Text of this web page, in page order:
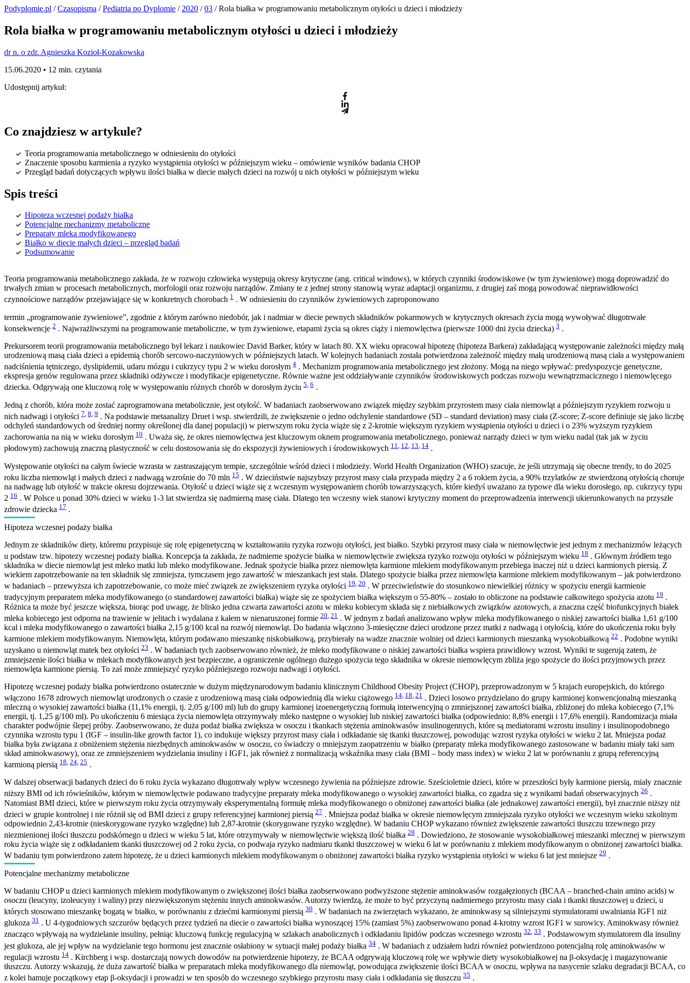
Podyplomie.pl /Czasopisma /Pediatria po Dyplomie / 2020 /03 / Rola białka w programowaniu metabolicznym otyłości u dzieci i młodzieży
Rola białka w programowaniu metabolicznym otyłości u dzieci i młodzieży
dr n. o zdr. Agnieszka Kozioł-Kozakowska
15.06.2020 • 12 min. czytania
Udostępnij artykuł:
Co znajdziesz w artykule?
Teoria programowania metabolicznego w odniesieniu do otyłości
Znaczenie sposobu karmienia a ryzyko wystąpienia otyłości w późniejszym wieku – omówienie wyników badania CHOP
Przegląd badań dotyczących wpływu ilości białka w diecie małych dzieci na rozwój u nich otyłości w późniejszym wieku
Spis treści
Hipoteza wczesnej podaży białka
Potencjalne mechanizmy metaboliczne
Preparaty mleka modyfikowanego
Białko w diecie małych dzieci – przegląd badań
Podsumowanie
Teoria programowania metabolicznego zakłada, że w rozwoju człowieka występują okresy krytyczne (ang. critical windows), w których czynniki środowiskowe (w tym żywieniowe) mogą doprowadzić do
trwałych zmian w procesach metabolicznych, morfologii oraz rozwoju narządów. Zmiany te z jednej strony stanowią wyraz adaptacji organizmu, z drugiej zaś mogą powodować nieprawidłowości
czynnościowe narządów przejawiające się w konkretnych chorobach 1 . W odniesieniu do czynników żywieniowych zaproponowano
termin „programowanie żywieniowe”, zgodnie z którym zarówno niedobór, jak i nadmiar w diecie pewnych składników pokarmowych w krytycznych okresach życia mogą wywoływać długotrwałe
konsekwencje 2 . Najwrażliwszymi na programowanie metaboliczne, w tym żywieniowe, etapami życia są okres ciąży i niemowlęctwa (pierwsze 1000 dni życia dziecka) 3 .
Prekursorem teorii programowania metabolicznego był lekarz i naukowiec David Barker, który w latach 80. XX wieku opracował hipotezę (hipoteza Barkera) zakładającą występowanie zależności między małą
urodzeniową masą ciała dzieci a epidemią chorób sercowo-naczyniowych w późniejszych latach. W kolejnych badaniach została potwierdzona zależność między małą urodzeniową masą ciała a występowaniem
nadciśnienia tętniczego, dyslipidemii, udaru mózgu i cukrzycy typu 2 w wieku dorosłym 4 . Mechanizm programowania metabolicznego jest złożony. Mogą na niego wpływać: predyspozycje genetyczne,
ekspresja genów regulowana przez składniki odżywcze i modyfikacje epigenetyczne. Równie ważne jest oddziaływanie czynników środowiskowych podczas rozwoju wewnątrzmacicznego i niemowlęcego
dziecka. Odgrywają one kluczową rolę w występowaniu różnych chorób w dorosłym życiu 5, 6 .
Jedną z chorób, która może zostać zaprogramowana metabolicznie, jest otyłość. W badaniach zaobserwowano związek między szybkim przyrostem masy ciała niemowląt a późniejszym ryzykiem rozwoju u
nich nadwagi i otyłości 7 8 9 . Na podstawie metaanalizy Druet i wsp. stwierdzili, że zwiększenie o jedno odchylenie standardowe (SD – standard deviation) masy ciała (Z-score; Z-score definiuje się jako liczbę
odchyleń standardowych od średniej normy określonej dla danej populacji) w pierwszym roku życia wiąże się z 2-krotnie większym ryzykiem wystąpienia otyłości u dzieci i o 23% wyższym ryzykiem
zachorowania na nią w wieku dorosłym 10 . Uważa się, że okres niemowlęctwa jest kluczowym oknem programowania metabolicznego, ponieważ narządy dzieci w tym wieku nadal (tak jak w życiu
płodowym) zachowują znaczną plastyczność w celu dostosowania się do ekspozycji żywieniowych i środowiskowych 11, 12, 13, 14 .
Występowanie otyłości na całym świecie wzrasta w zastraszającym tempie, szczególnie wśród dzieci i młodzieży. World Health Organization (WHO) szacuje, że jeśli utrzymają się obecne trendy, to do 2025
roku liczba niemowląt i małych dzieci z nadwagą wzrośnie do 70 mln 15 . W dzieciństwie najszybszy przyrost masy ciała przypada między 2 a 6 rokiem życia, a 90% trzylatków ze stwierdzoną otyłością choruje
na nadwagę lub otyłość w trakcie okresu dojrzewania. Otyłość u dzieci wiąże się z wczesnym występowaniem chorób towarzyszących, które kiedyś uważano za typowe dla wieku dorosłego, np. cukrzycy typu
2 16 . W Polsce u ponad 30% dzieci w wieku 1-3 lat stwierdza się nadmierną masę ciała. Dlatego ten wczesny wiek stanowi krytyczny moment do przeprowadzenia interwencji ukierunkowanych na przyszłe
zdrowie dziecka 17 .
Hipoteza wczesnej podaży białka
Jednym ze składników diety, któremu przypisuje się rolę epigenetyczną w kształtowaniu ryzyka rozwoju otyłości, jest białko. Szybki przyrost masy ciała w niemowlęctwie jest jednym z mechanizmów leżących
u podstaw tzw. hipotezy wczesnej podaży białka. Koncepcja ta zakłada, że nadmierne spożycie białka w niemowlęctwie zwiększa ryzyko rozwoju otyłości w późniejszym wieku 18 . Głównym źródłem tego
składnika w diecie niemowląt jest mleko matki lub mleko modyfikowane. Jednak spożycie białka przez niemowlęta karmione mlekiem modyfikowanym przebiega inaczej niż u dzieci karmionych piersią. Z
wiekiem zapotrzebowanie na ten składnik się zmniejsza, tymczasem jego zawartość w mieszankach jest stała. Dlatego spożycie białka przez niemowlęta karmione mlekiem modyfikowanym – jak potwierdzono
w badaniach – przewyższa ich zapotrzebowanie, co może mieć związek ze zwiększeniem ryzyka otyłości 19, 20 . W przeciwieństwie do stosunkowo niewielkiej różnicy w spożyciu energii karmienie
tradycyjnym preparatem mleka modyfikowanego (o standardowej zawartości białka) wiąże się ze spożyciem białka większym o 55-80% – zostało to obliczone na podstawie całkowitego spożycia azotu 19 .
Różnica ta może być jeszcze większa, biorąc pod uwagę, że blisko jedna czwarta zawartości azotu w mleku kobiecym składa się z niebiałkowych związków azotowych, a znaczna część biofunkcyjnych białek
mleka kobiecego jest odporna na trawienie w jelitach i wydalana z kałem w nienaruszonej formie 20 21 . W jednym z badań analizowano wpływ mleka modyfikowanego o niskiej zawartości białka 1,61 g/100
kcal i mleka modyfikowanego o zawartości białka 2,15 g/100 kcal na rozwój niemowląt. Do badania włączono 3-miesięczne dzieci urodzone przez matki z nadwagą i otyłością, które do ukończenia roku były
karmione mlekiem modyfikowanym. Niemowlęta, którym podawano mieszankę niskobiałkową, przybierały na wadze znacznie wolniej od dzieci karmionych mieszanką wysokobiałkową 22 . Podobne wyniki
uzyskano u niemowląt matek bez otyłości 23 . W badaniach tych zaobserwowano również, że mleko modyfikowane o niskiej zawartości białka wspiera prawidłowy wzrost. Wyniki te sugerują zatem, że
zmniejszenie ilości białka w mlekach modyfikowanych jest bezpieczne, a ograniczenie ogólnego dużego spożycia tego składnika w okresie niemowlęcym zbliża jego spożycie do ilości przyjmowych przez
niemowlęta karmione piersią. To zaś może zmniejszyć ryzyko późniejszego rozwoju nadwagi i otyłości.
Hipotezę wczesnej podaży białka potwierdzono ostatecznie w dużym międzynarodowym badaniu klinicznym Childhood Obesity Project (CHOP), przeprowadzonym w 5 krajach europejskich, do którego
włączono 1678 zdrowych niemowląt urodzonych o czasie z urodzeniową masą ciała odpowiednią dla wieku ciążowego 14 18 21 . Dzieci losowo przydzielano do grupy karmionej konwencjonalną mieszanką
mleczną o wysokiej zawartości białka (11,1% energii, tj. 2,05 g/100 ml) lub do grupy karmionej izoenergetyczną formułą interwencyjną o zmniejszonej zawartości białka, zbliżonej do mleka kobiecego (7,1%
energii, tj. 1,25 g/100 ml). Po ukończeniu 6 miesiąca życia niemowlęta otrzymywały mleko następne o wysokiej lub niskiej zawartości białka (odpowiednio: 8,8% energii i 17,6% energii). Randomizacja miała
charakter podwójnie ślepej próby. Zaobserwowano, że duża podaż białka zwiększa w osoczu i tkankach stężenia aminokwasów insulinogennych, które są mediatorami wzrostu insuliny i insulinopodobnego
czynnika wzrostu typu 1 (IGF – insulin-like growth factor 1), co indukuje większy przyrost masy ciała i odkładanie się tkanki tłuszczowej, powodując wzrost ryzyka otyłości w wieku 2 lat. Mniejsza podaż
białka była związana z obniżeniem stężenia niezbędnych aminokwasów w osoczu, co świadczy o mniejszym zaopatrzeniu w białko (preparaty mleka modyfikowanego zastosowane w badaniu miały taki sam
skład aminokwasowy), oraz ze zmniejszeniem wydzielania insuliny i IGF1, jak również z normalizacją wskaźnika masy ciała (BMI – body mass index) w wieku 2 lat w porównaniu z grupą referencyjną
karmioną piersią 18, 24, 25 .
W dalszej obserwacji badanych dzieci do 6 roku życia wykazano długotrwały wpływ wczesnego żywienia na późniejsze zdrowie. Sześcioletnie dzieci, które w przeszłości były karmione piersią, miały znacznie
niższy BMI od ich rówieśników, którym w niemowlęctwie podawano tradycyjne preparaty mleka modyfikowanego o wysokiej zawartości białka, co zgadza się z wynikami badań obserwacyjnych 26 .
Natomiast BMI dzieci, które w pierwszym roku życia otrzymywały eksperymentalną formułę mleka modyfikowanego o obniżonej zawartości białka (ale jednakowej zawartości energii), był znacznie niższy niż
dzieci w grupie kontrolnej i nie różnił się od BMI dzieci z grupy referencyjnej karmionej piersią 27 . Mniejsza podaż białka w okresie niemowlęcym zmniejszała ryzyko otyłości we wczesnym wieku szkolnym
odpowiednio 2,43-krotnie (nieskorygowane ryzyko względne) lub 2,87-krotnie (skorygowane ryzyko względne). W badaniu CHOP wykazano również zwiększenie zawartości tłuszczu trzewnego przy
niezmienionej ilości tłuszczu podskórnego u dzieci w wieku 5 lat, które otrzymywały w niemowlęctwie większą ilość białka 28 . Dowiedziono, że stosowanie wysokobiałkowej mieszanki mlecznej w pierwszym
roku życia wiąże się z odkładaniem tkanki tłuszczowej od 2 roku życia, co podwaja ryzyko nadmiaru tkanki tłuszczowej w wieku 6 lat w porównaniu z mlekiem modyfikowanym o obniżonej zawartości białka.
W badaniu tym potwierdzono zatem hipotezę, że u dzieci karmionych mlekiem modyfikowanym o obniżonej zawartości białka ryzyko wystąpienia otyłości w wieku 6 lat jest mniejsze 29 .
Potencjalne mechanizmy metaboliczne
W badaniu CHOP u dzieci karmionych mlekiem modyfikowanym o zwiększonej ilości białka zaobserwowano podwyższone stężenie aminokwasów rozgałęzionych (BCAA – branched-chain amino acids) w
osoczu (leucyny, izoleucyny i waliny) przy niezwiększonym stężeniu innych aminokwasów. Autorzy twierdzą, że może to być przyczyną nadmiernego przyrostu masy ciała i tkanki tłuszczowej u dzieci, u
których stosowano mieszankę bogatą w białko, w porównaniu z dziećmi karmionymi piersią 30 . W badaniach na zwierzętach wykazano, że aminokwasy są silniejszymi stymulatorami uwalniania IGF1 niż
glukoza 31 . U 4-tygodniowych szczurów będących przez tydzień na diecie o zawartości białka wynoszącej 15% (zamiast 5%) zaobserwowano ponad 4-krotny wzrost IGF1 w surowicy. Aminokwasy również
znacząco wpływają na wydzielanie insuliny, pełniąc kluczową funkcję regulacyjną w szlakach anabolicznych i odkładaniu lipidów podczas wczesnego wzrostu 32, 33 . Podstawowym stymulatorem dla insuliny
jest glukoza, ale jej wpływ na wydzielanie tego hormonu jest znacznie osłabiony w sytuacji małej podaży białka 34 . W badaniach z udziałem ludzi również potwierdzono potencjalną rolę aminokwasów w
regulacji wzrostu 14 . Kirchberg i wsp. dostarczają nowych dowodów na potwierdzenie hipotezy, że BCAA odgrywają kluczową rolę we wpływie diety wysokobiałkowej na β-oksydację i magazynowanie
tłuszczu. Autorzy wskazują, że duża zawartość białka w preparatach mleka modyfikowanego dla niemowląt, powodująca zwiększenie ilości BCAA w osoczu, wpływa na nasycenie szlaku degradacji BCAA, co
z kolei hamuje początkowy etap β-oksydacji i prowadzi w ten sposób do wczesnego szybkiego przyrostu masy ciała i odkładania się tłuszczu 35 .